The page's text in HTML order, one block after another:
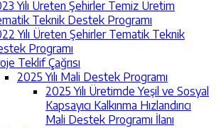
Yılı Üreten Şehirler Temiz Üretim
Teknik Destek Programı
Yılı Üreten Şehirler Tematik Teknik
Programı
Teklif Çağrısı
2025 Yılı Mali Destek Programı
2025 Yılı Üretimde Yeşil ve Sosyal
Kapsayıcı Kalkınma Hızlandırıcı
Mali Destek Programı İlanı